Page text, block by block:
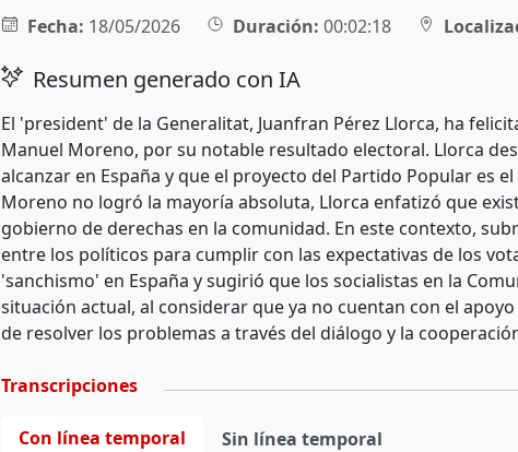
Fecha: 18/05/2026 Duración: 00:02:18
Resumen generado con IA
El 'president' de la Generalitat, Juanfran Pérez Llorca, ha
Manuel Moreno, por su notable resultado electoral. Llorca
alcanzar en España y que el proyecto del Partido Popular es
Moreno no logró la mayoría absoluta, Llorca enfatizó que
gobierno de derechas en la comunidad. En este contexto,
entre los políticos para cumplir con las expectativas de los
'sanchismo' en España y sugirió que los socialistas en la
situación actual, al considerar que ya no cuentan con el
de resolver los problemas a través del diálogo y la
Transcripciones
Con línea temporal Sin línea temporal